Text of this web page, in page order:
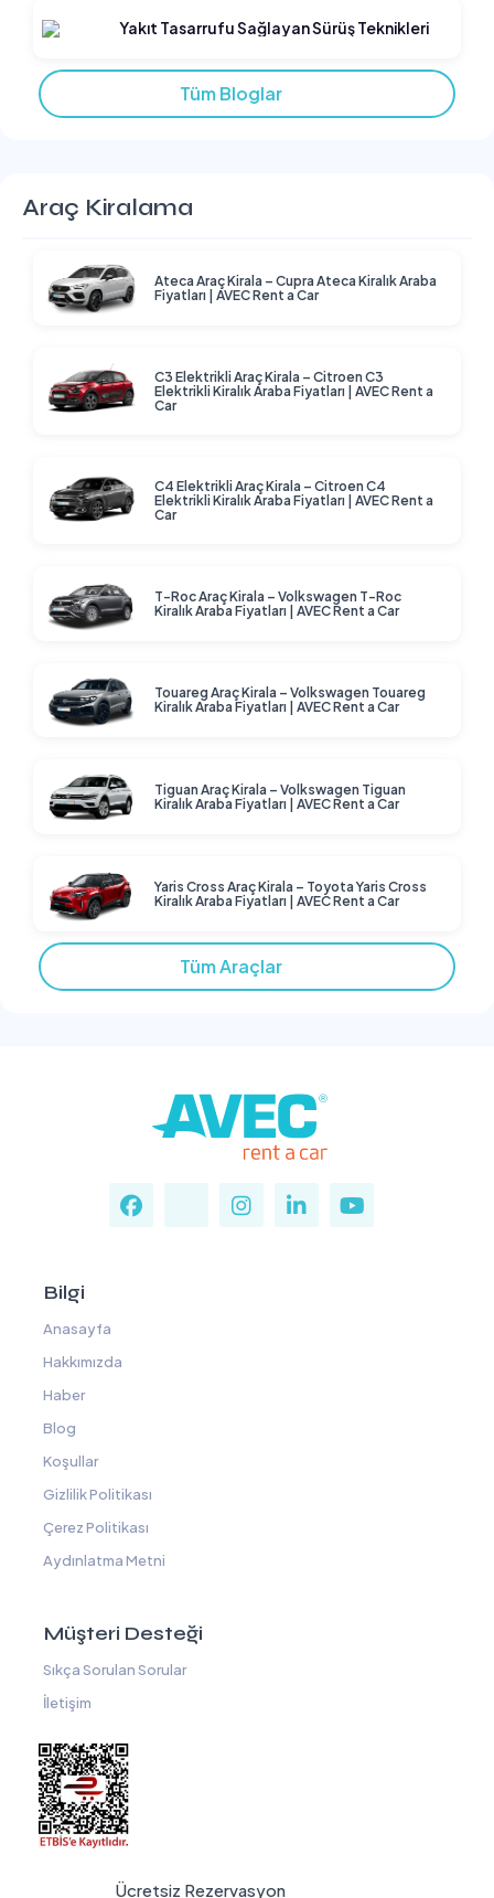
Yakıt Tasarrufu Sağlayan Sürüş Teknikleri
Tüm Bloglar
Araç Kiralama
Ateca Araç Kirala – Cupra Ateca Kiralık Araba
Fiyatları | AVEC Rent a Car
C3 Elektrikli Araç Kirala – Citroen C3
Elektrikli Kiralık Araba Fiyatları | AVEC Rent a
Car
C4 Elektrikli Araç Kirala – Citroen C4
Elektrikli Kiralık Araba Fiyatları | AVEC Rent a
Car
T-Roc Araç Kirala – Volkswagen T-Roc
Kiralık Araba Fiyatları | AVEC Rent a Car
Touareg Araç Kirala – Volkswagen Touareg
Kiralık Araba Fiyatları | AVEC Rent a Car
Tiguan Araç Kirala – Volkswagen Tiguan
Kiralık Araba Fiyatları | AVEC Rent a Car
Yaris Cross Araç Kirala – Toyota Yaris Cross
Kiralık Araba Fiyatları | AVEC Rent a Car
Tüm Araçlar
Bilgi
Anasayfa
Hakkımızda
Haber
Blog
Koşullar
Gizlilik Politikası
Çerez Politikası
Aydınlatma Metni
Müşteri Desteği
Sıkça Sorulan Sorular
İletişim
Ücretsiz Rezervasyon